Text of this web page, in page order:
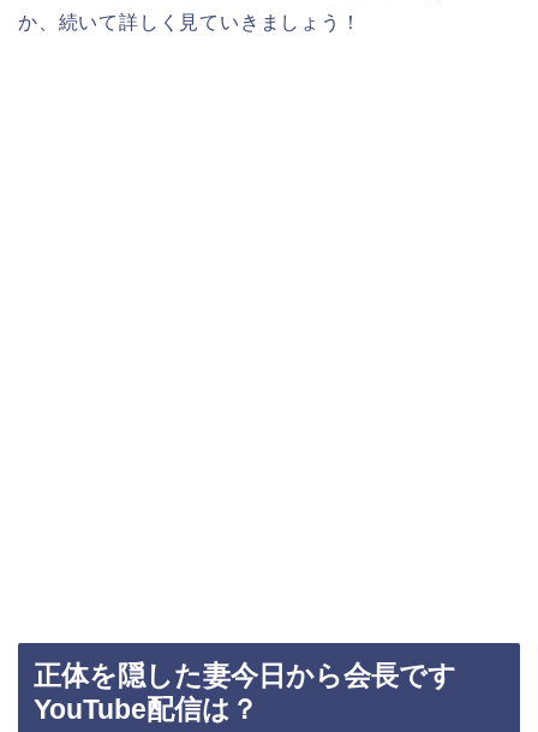
か、続いて詳しく見ていきましょう！
正体を隠した妻今日から会長です
YouTube配信は？